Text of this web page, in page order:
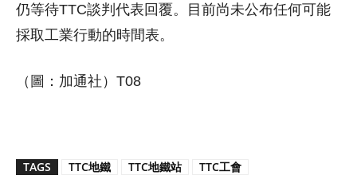
仍等待TTC談判代表回覆。目前尚未公布任何可能
採取工業行動的時間表。
（圖：加通社）T08
TAGS TTC地鐵 TTC地鐵站 TTC工會